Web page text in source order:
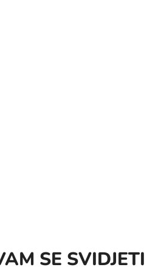
SE SVIDJETI